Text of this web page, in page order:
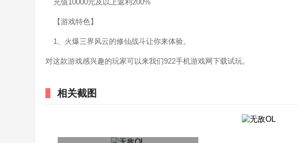
充值10000元及以上返利200%
【游戏特色】
1、火爆三界风云的修仙战斗让你来体验。
对这款游戏感兴趣的玩家可以来我们922手机游戏网下载试玩。
相关截图